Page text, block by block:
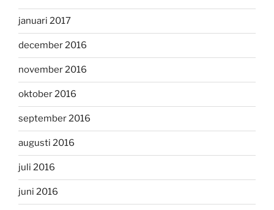
januari 2017
december 2016
november 2016
oktober 2016
september 2016
augusti 2016
juli 2016
juni 2016